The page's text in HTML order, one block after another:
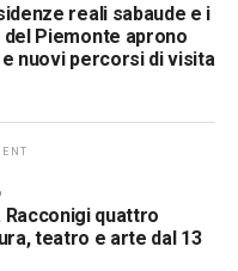
reali sabaude e i
del Piemonte aprono
nuovi percorsi di visita
Racconigi quattro
teatro e arte dal 13